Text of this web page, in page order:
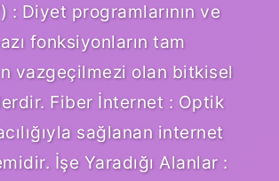
: Diyet programlarının ve
fonksiyonların tam
vazgeçilmezi olan bitkisel
Fiber İnternet : Optik
sağlanan internet
İşe Yaradığı Alanlar :